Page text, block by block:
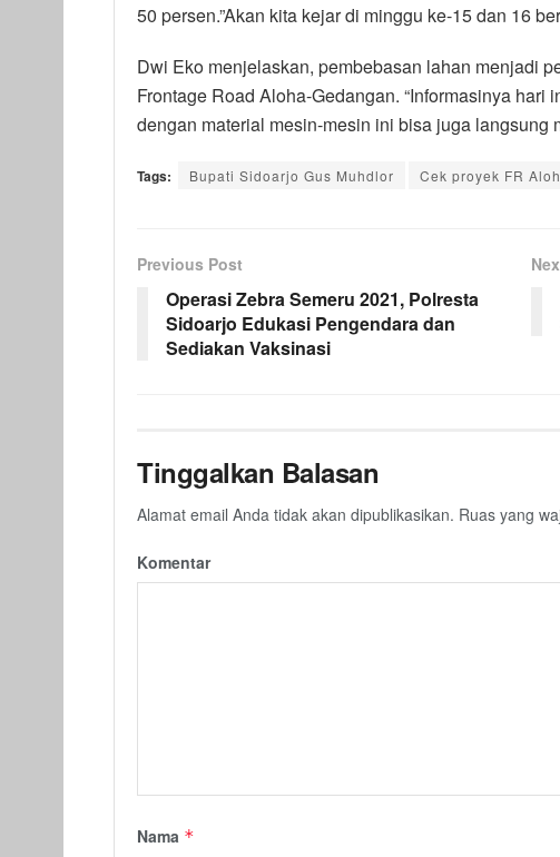
50 persen.”Akan kita kejar di minggu ke-15 dan 16
Dwi Eko menjelaskan, pembebasan lahan menjadi
Frontage Road Aloha-Gedangan. “Informasinya
dengan material mesin-mesin ini bisa juga langsung
Tags: Bupati Sidoarjo Gus Muhdlor Cek proyek FR
Previous Post
Operasi Zebra Semeru 2021, Polresta
Sidoarjo Edukasi Pengendara dan
Sediakan Vaksinasi
Tinggalkan Balasan
Alamat email Anda tidak akan dipublikasikan. Ruas yang
Komentar
Nama *